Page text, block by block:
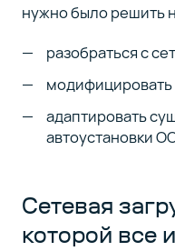
нужно было решить
разобраться с
адаптировать
автоустановки
Сетевая
которой все